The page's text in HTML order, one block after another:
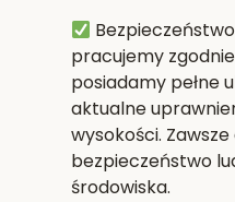
pracujemy
posiadamy pełne
aktualne
wysokości.
bezpieczeństwo
środowiska.